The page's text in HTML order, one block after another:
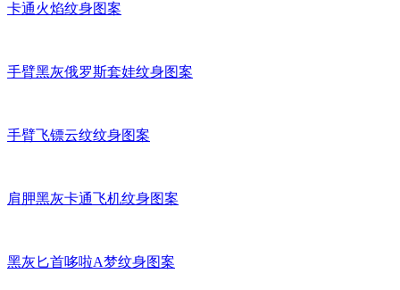
卡通火焰纹身图案
手臂黑灰俄罗斯套娃纹身图案
手臂飞镖云纹纹身图案
肩胛黑灰卡通飞机纹身图案
黑灰匕首哆啦A梦纹身图案